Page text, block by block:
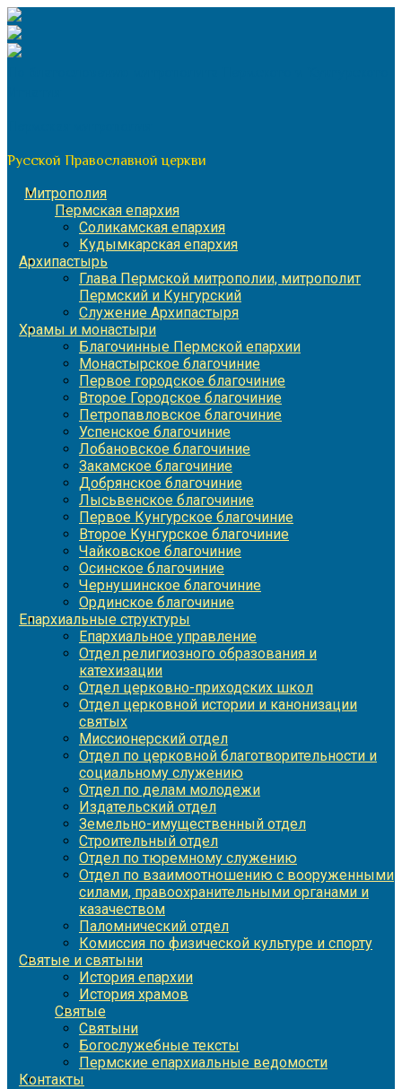
Перейти
к
содержимому
Русской Православной церкви
Митрополия
Пермская епархия
Соликамская епархия
Кудымкарская епархия
Архипастырь
Глава Пермской митрополии, митрополит
Пермский и Кунгурский
Служение Архипастыря
Храмы и монастыри
Благочинные Пермской епархии
Монастырское благочиние
Первое городское благочиние
Второе Городское благочиние
Петропавловское благочиние
Успенское благочиние
Лобановское благочиние
Закамское благочиние
Добрянское благочиние
Лысьвенское благочиние
Первое Кунгурское благочиние
Второе Кунгурское благочиние
Чайковское благочиние
Осинское благочиние
Чернушинское благочиние
Ординское благочиние
Епархиальные структуры
Епархиальное управление
Отдел религиозного образования и
катехизации
Отдел церковно-приходских школ
Отдел церковной истории и канонизации
святых
Миссионерский отдел
Отдел по церковной благотворительности и
социальному служению
Отдел по делам молодежи
Издательский отдел
Земельно-имущественный отдел
Строительный отдел
Отдел по тюремному служению
Отдел по взаимоотношению с вооруженными
силами, правоохранительными органами и
казачеством
Паломнический отдел
Комиссия по физической культуре и спорту
Святые и святыни
История епархии
История храмов
Святые
Святыни
Богослужебные тексты
Пермские епархиальные ведомости
Контакты